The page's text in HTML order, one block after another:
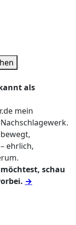
als
mein
ehrlich,
schau
→